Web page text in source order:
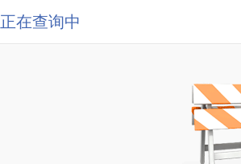
正在查询中